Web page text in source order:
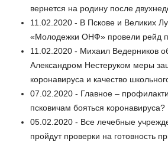
вернется на родину после
11.02.2020 - В Пскове и Великих
«Молодежки ОНФ» провели рейд
11.02.2020 - Михаил Ведерников
Александром Нестеруком меры
коронавируса и качество
07.02.2020 - Главное –
псковичам бояться коронавируса?
05.02.2020 - Все лечебные
пройдут проверки на готовность